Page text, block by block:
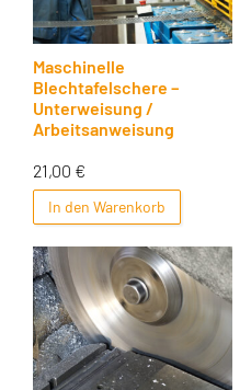
Maschinelle
Blechtafelschere –
Unterweisung /
Arbeitsanweisung
21,00 €
In den Warenkorb